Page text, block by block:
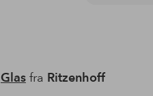
Glasfra Ritzenhoff